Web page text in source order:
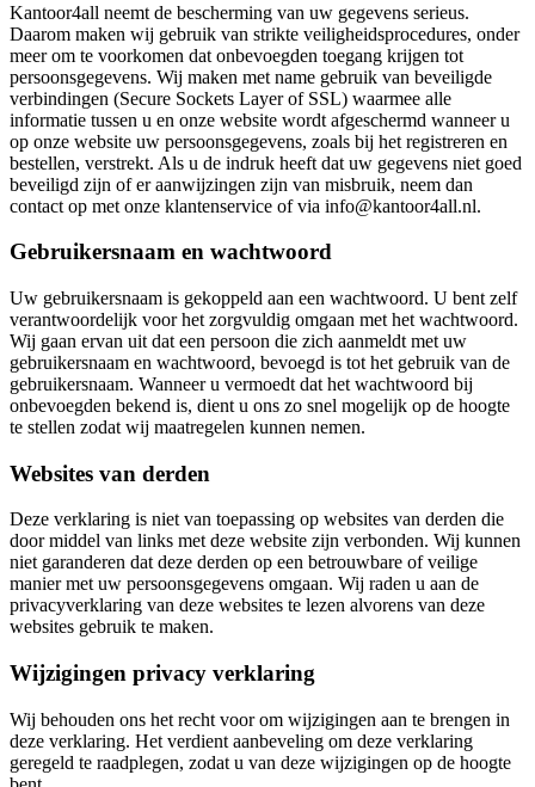
Kantoor4all neemt de bescherming van uw gegevens serieus.
Daarom maken wij gebruik van strikte veiligheidsprocedures, onder
meer om te voorkomen dat onbevoegden toegang krijgen tot
persoonsgegevens. Wij maken met name gebruik van beveiligde
verbindingen (Secure Sockets Layer of SSL) waarmee alle
informatie tussen u en onze website wordt afgeschermd wanneer u
op onze website uw persoonsgegevens, zoals bij het registreren en
bestellen, verstrekt. Als u de indruk heeft dat uw gegevens niet goed
beveiligd zijn of er aanwijzingen zijn van misbruik, neem dan
contact op met onze klantenservice of via info@kantoor4all.nl.
Gebruikersnaam en wachtwoord
Uw gebruikersnaam is gekoppeld aan een wachtwoord. U bent zelf
verantwoordelijk voor het zorgvuldig omgaan met het wachtwoord.
Wij gaan ervan uit dat een persoon die zich aanmeldt met uw
gebruikersnaam en wachtwoord, bevoegd is tot het gebruik van de
gebruikersnaam. Wanneer u vermoedt dat het wachtwoord bij
onbevoegden bekend is, dient u ons zo snel mogelijk op de hoogte
te stellen zodat wij maatregelen kunnen nemen.
Websites van derden
Deze verklaring is niet van toepassing op websites van derden die
door middel van links met deze website zijn verbonden. Wij kunnen
niet garanderen dat deze derden op een betrouwbare of veilige
manier met uw persoonsgegevens omgaan. Wij raden u aan de
privacyverklaring van deze websites te lezen alvorens van deze
websites gebruik te maken.
Wijzigingen privacy verklaring
Wij behouden ons het recht voor om wijzigingen aan te brengen in
deze verklaring. Het verdient aanbeveling om deze verklaring
geregeld te raadplegen, zodat u van deze wijzigingen op de hoogte